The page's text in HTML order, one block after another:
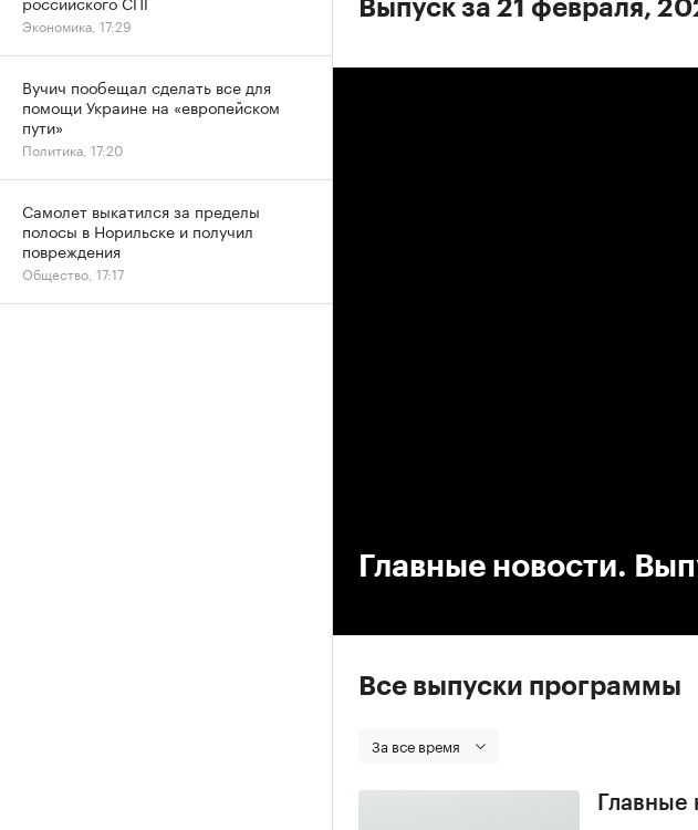
Выпуск за 21 февраля,
Главные новости.
Все выпуски программы
За все время
Экономика, 17:29
Вучич пообещал сделать все для
помощи Украине на «европейском
пути»
Политика, 17:20
Самолет выкатился за пределы
полосы в Норильске и получил
повреждения
Общество, 17:17